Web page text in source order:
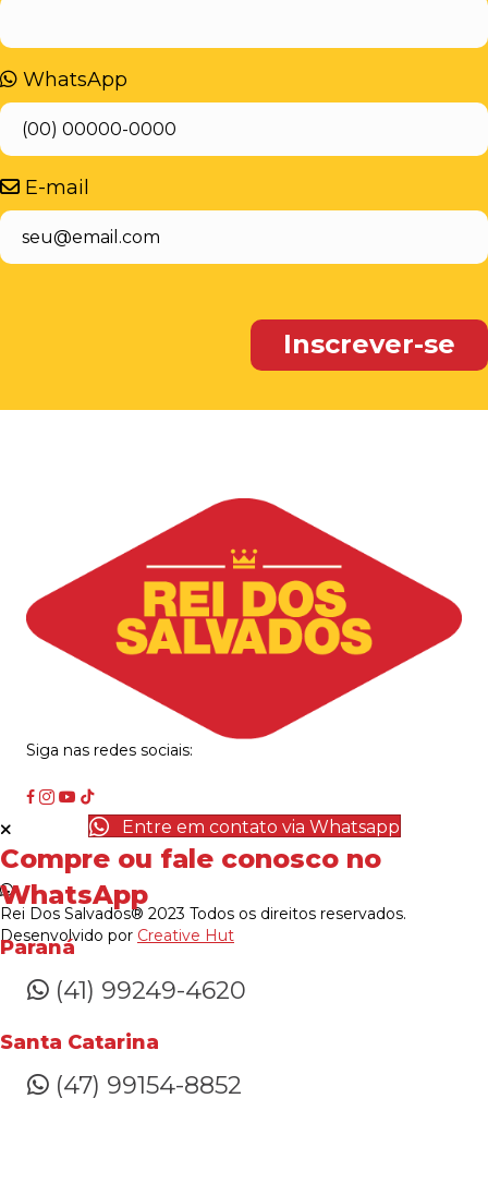
WhatsApp
E-mail
Siga nas redes sociais:
Entre em contato via Whatsapp
Rei Dos Salvados® 2023 Todos os direitos reservados.
Desenvolvido por Creative Hut
Compre ou fale conosco no
WhatsApp
Paraná
(41) 99249-4620
Santa Catarina
(47) 99154-8852